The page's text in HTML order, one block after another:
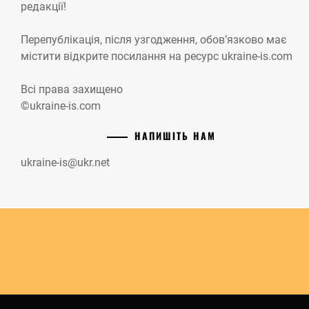
редакції!
Перепублікація, після узгодження, обов’язково має
містити відкрите посилання на ресурс ukraine-is.com
Всі права захищено
©ukraine-is.com
НАПИШІТЬ НАМ
ukraine-is@ukr.net